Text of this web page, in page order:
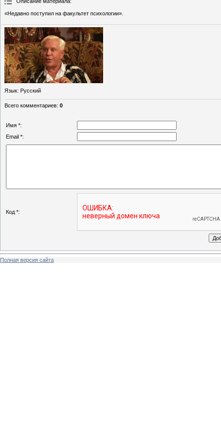
«Недавно поступил на факультет психологии».
Язык: Русский
Всего комментариев: 0
Имя *:
Email *:
Код *:
Полная версия сайта